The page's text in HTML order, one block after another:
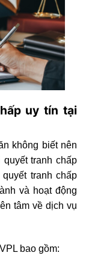
uy tín tại
không biết nên
tranh chấp
tranh chấp
và hoạt động
tâm về dịch vụ
bao gồm: